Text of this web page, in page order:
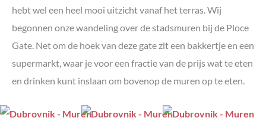
hebt wel een heel mooi uitzicht vanaf het terras. Wij
begonnen onze wandeling over de stadsmuren bij de Ploce
Gate. Net om de hoek van deze gate zit een bakkertje en een
supermarkt, waar je voor een fractie van de prijs wat te eten
en drinken kunt inslaan om bovenop de muren op te eten.